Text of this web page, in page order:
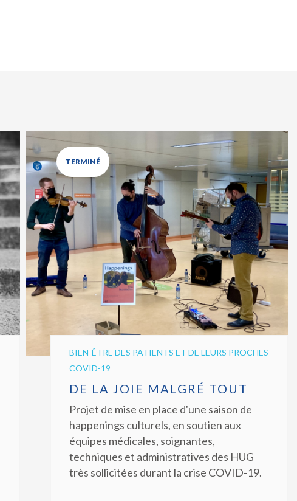
TERMINÉ
BIEN-ÊTRE DES PATIENTS ET DE LEURS PROCHES
COVID-19
DE LA JOIE MALGRÉ TOUT
Projet de mise en place d'une saison de
happenings culturels, en soutien aux
équipes médicales, soignantes,
techniques et administratives des HUG
très sollicitées durant la crise COVID-19.